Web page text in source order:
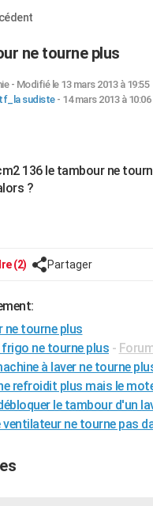
ne tourne plus
- Modifié le 13 mars 2013 à 19:55
sudiste- 14 mars 2013 à 10:06
136 le tambour ne
?
(2) Partager
ne tourne plus
ne tourne plus -
à laver ne tourne
refroidit plus mais le
le tambour d'un
ventilateur ne tourne pas